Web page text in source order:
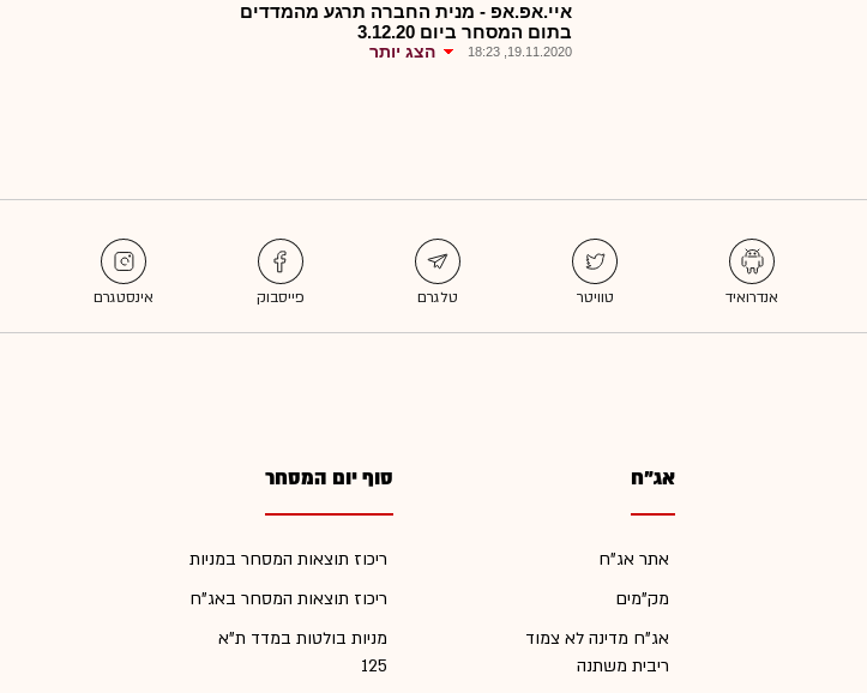
איי.אפ.אפ - מנית החברה תרגע מהמדדים
בתום המסחר ביום 3.12.20
19.11.2020, 18:23 הצג יותר
אג"ח
אתר אג"ח
מק"מים
אג"ח מדינה לא צמוד
ריבית משתנה
סוף יום המסחר
ריכוז תוצאות המסחר במניות
ריכוז תוצאות המסחר באג"ח
מניות בולטות במדד ת"א
125